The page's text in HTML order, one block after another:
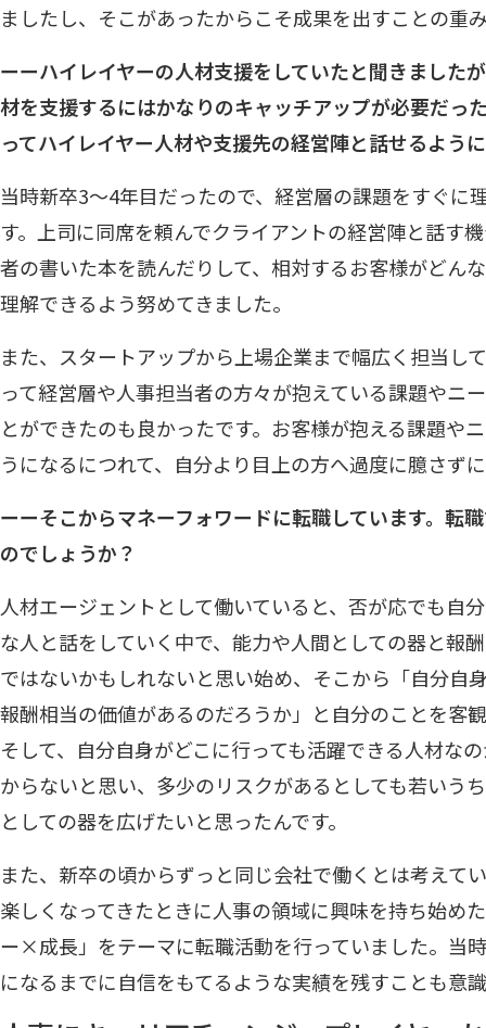
ましたし、そこがあったからこそ成果を出すことの重
ーーハイレイヤーの人材支援をしていたと聞きました
材を支援するにはかなりのキャッチアップが必要だっ
ってハイレイヤー人材や支援先の経営陣と話せるよう
当時新卒3〜4年目だったので、経営層の課題をすぐに
す。上司に同席を頼んでクライアントの経営陣と話す
者の書いた本を読んだりして、相対するお客様がどん
理解できるよう努めてきました。
また、スタートアップから上場企業まで幅広く担当し
って経営層や人事担当者の方々が抱えている課題やニ
とができたのも良かったです。お客様が抱える課題や
うになるにつれて、自分より目上の方へ過度に臆さず
ーーそこからマネーフォワードに転職しています。転
のでしょうか？
人材エージェントとして働いていると、否が応でも自
な人と話をしていく中で、能力や人間としての器と報
ではないかもしれないと思い始め、そこから「自分自
報酬相当の価値があるのだろうか」と自分のことを客
そして、自分自身がどこに行っても活躍できる人材な
からないと思い、多少のリスクがあるとしても若いう
としての器を広げたいと思ったんです。
また、新卒の頃からずっと同じ会社で働くとは考えて
楽しくなってきたときに人事の領域に興味を持ち始め
ー×成長」をテーマに転職活動を行っていました。当
になるまでに自信をもてるような実績を残すことも意